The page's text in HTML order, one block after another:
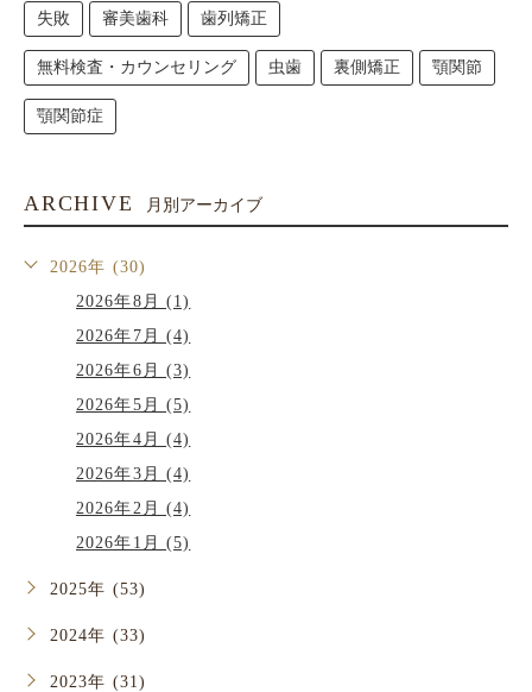
失敗 審美歯科 歯列矯正
無料検査・カウンセリング 虫歯 裏側矯正 顎関節
顎関節症
ARCHIVE 月別アーカイブ
2026年 (30)
2026年8月 (1)
2026年7月 (4)
2026年6月 (3)
2026年5月 (5)
2026年4月 (4)
2026年3月 (4)
2026年2月 (4)
2026年1月 (5)
2025年 (53)
2024年 (33)
2023年 (31)